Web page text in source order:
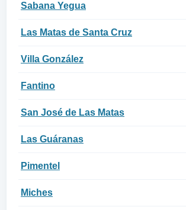
Sabana Yegua
Las Matas de Santa Cruz
Villa González
Fantino
San José de Las Matas
Las Guáranas
Pimentel
Miches